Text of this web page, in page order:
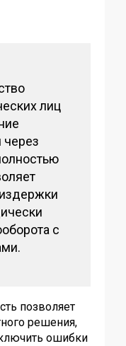
лиц
через
с
позволяет
решения,
ошибки